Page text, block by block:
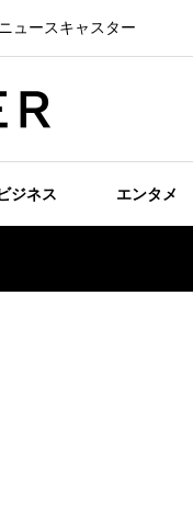
ュースキャスター
ジネス エンタメ